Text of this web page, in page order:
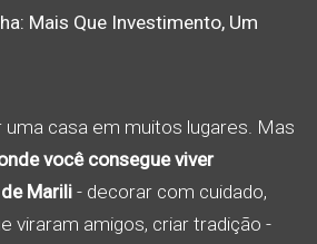
Mais Que Investimento, Um
casa em muitos lugares. Mas
você consegue viver
Marili- decorar com cuidado,
viraram amigos, criar tradição -